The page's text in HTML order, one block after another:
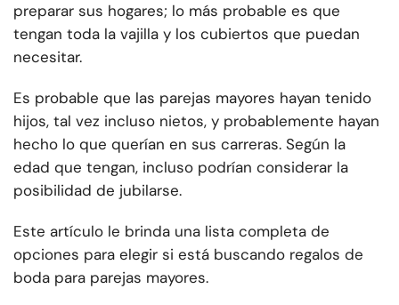
preparar sus hogares; lo más probable es que
tengan toda la vajilla y los cubiertos que puedan
necesitar.
Es probable que las parejas mayores hayan tenido
hijos, tal vez incluso nietos, y probablemente hayan
hecho lo que querían en sus carreras. Según la
edad que tengan, incluso podrían considerar la
posibilidad de jubilarse.
Este artículo le brinda una lista completa de
opciones para elegir si está buscando regalos de
boda para parejas mayores.